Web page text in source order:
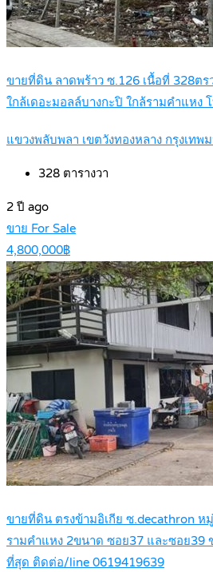
ขายที่ดิน ลาดพร้าว ซ.126 เนื้อที่ 328ต
ใกล้เดอะมอลล์บางกะปิ ใกล้รามคำแหง
แขวงพลับพลา เขตวังทองหลาง กรุงเทพ
328 ตารางวา
2 ปี ago
ขาย For Sale
4,800,000฿
ขายที่ดิน ตรงข้ามอิเกีย ซ.decathron ห
รามคำแหง 2ขนาด ซอย37 และซอย39
ที่สุด ติดต่อ/line 0619419639